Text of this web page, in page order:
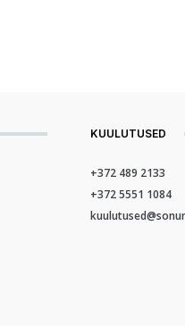
KUULUTUSED
+372 489 2133
+372 5551 1084